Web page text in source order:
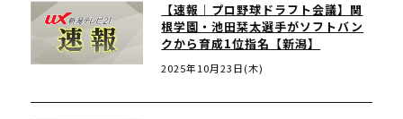
【速報｜プロ野球ドラフト会議】関
根学園・池田栞太選手がソフトバン
クから育成1位指名【新潟】
2025年10月23日(木)